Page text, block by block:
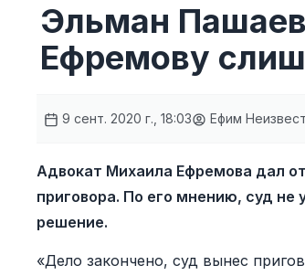
Эльман
Ефремову
9 сент. 2020 г., 18:03 Ефим
Адвокат Михаила Ефремова дал
приговора. По его мнению, суд не
решение.
«Дело закончено, суд вынес